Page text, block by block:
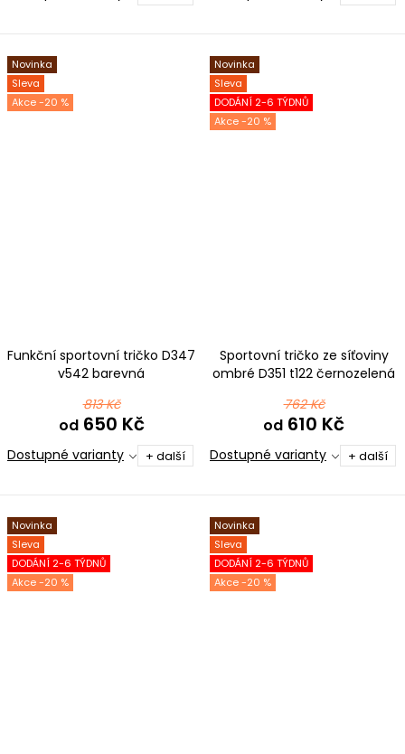
Novinka
Sleva
-20 %
Funkční sportovní tričko D347
v542 barevná
813 Kč
od650 Kč
Dostupné varianty + další
Novinka
Sleva
DODÁNÍ 2-6 TÝDNŮ
-20 %
Sportovní tričko ze síťoviny
ombré D351 t122 černozelená
762 Kč
od 610 Kč
Dostupné varianty + další
Novinka
Sleva
DODÁNÍ 2-6 TÝDNŮ
-20 %
Novinka
Sleva
DODÁNÍ 2-6 TÝDNŮ
-20 %